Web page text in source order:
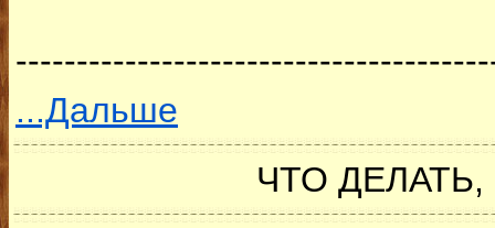
...Дальше
ЧТО